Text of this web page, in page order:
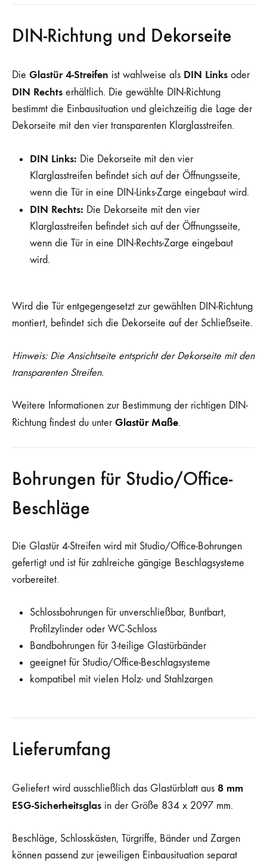
DIN-Richtung und Dekorseite
Die Glastür 4-Streifen ist wahlweise als DIN Links oder
DIN Rechts erhältlich. Die gewählte DIN-Richtung
bestimmt die Einbausituation und gleichzeitig die Lage der
Dekorseite mit den vier transparenten Klarglasstreifen.
DIN Links: Die Dekorseite mit den vier
Klarglasstreifen befindet sich auf der Öffnungsseite,
wenn die Tür in eine DIN-Links-Zarge eingebaut wird.
DIN Rechts: Die Dekorseite mit den vier
Klarglasstreifen befindet sich auf der Öffnungsseite,
wenn die Tür in eine DIN-Rechts-Zarge eingebaut
wird.
Wird die Tür entgegengesetzt zur gewählten DIN-Richtung
montiert, befindet sich die Dekorseite auf der Schließseite.
Hinweis: Die Ansichtseite entspricht der Dekorseite mit den
transparenten Streifen.
Weitere Informationen zur Bestimmung der richtigen DIN-
Richtung findest du unterGlastür Maße.
Bohrungen für Studio/Office-
Beschläge
Die Glastür 4-Streifen wird mit Studio/Office-Bohrungen
gefertigt und ist für zahlreiche gängige Beschlagsysteme
vorbereitet.
Schlossbohrungen für unverschließbar, Buntbart,
Profilzylinder oder WC-Schloss
Bandbohrungen für 3-teilige Glastürbänder
geeignet für Studio/Office-Beschlagsysteme
kompatibel mit vielen Holz- und Stahlzargen
Lieferumfang
Geliefert wird ausschließlich das Glastürblatt aus 8 mm
ESG-Sicherheitsglas in der Größe 834 x 2097 mm.
Beschläge, Schlosskästen, Türgriffe, Bänder und Zargen
können passend zur jeweiligen Einbausituation separat